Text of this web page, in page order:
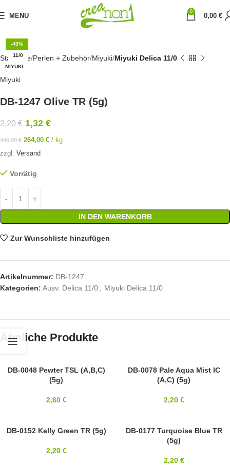
MENU
0
0,00 €
-40%
11/0
MIYUKI
Startseite Perlen + Zubehör Miyuki Miyuki Delica 11/0
Miyuki
DB-1247 Olive TR (5g)
2,20€ 1,32 €
440,00€ 264,00 € / kg
zzgl. Versand
Vorrätig
IN DEN WARENKORB
Zur Wunschliste hinzufügen
Artikelnummer: DB-1247
Kategorien: Ausv. Delica 11/0 Miyuki Delica 11/0
Ähnliche Produkte
11/0
DB-0048 Pewter TSL (A,B,C)
(5g)
2,60 €
11/0DB-0078 Pale Aqua Mist IC
(A,C) (5g)
2,20 €
11/0
DB-0152 Kelly Green TR (5g)
2,20 €
11/0
DB-0177 Turquoise Blue TR
(5g)
2,20 €